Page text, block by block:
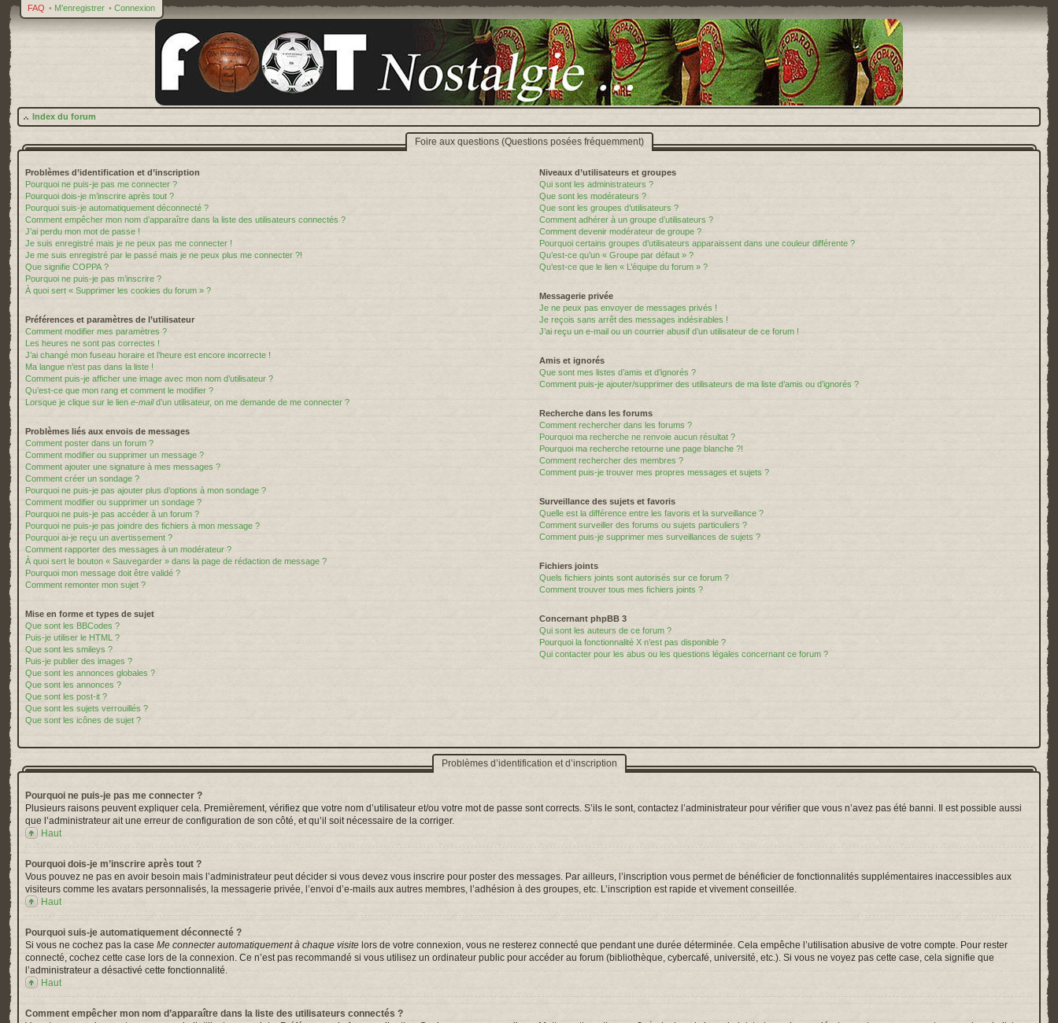
FAQ • M’enregistrer • Connexion
Index du forum
Foire aux questions (Questions posées fréquemment)
Problèmes d’identification et d’inscription
Pourquoi ne puis-je pas me connecter ?
Pourquoi dois-je m’inscrire après tout ?
Pourquoi suis-je automatiquement déconnecté ?
Comment empêcher mon nom d’apparaître dans la liste des utilisateurs connectés ?
J’ai perdu mon mot de passe !
Je suis enregistré mais je ne peux pas me connecter !
Je me suis enregistré par le passé mais je ne peux plus me connecter ?!
Que signifie COPPA ?
Pourquoi ne puis-je pas m’inscrire ?
À quoi sert « Supprimer les cookies du forum » ?
Préférences et paramètres de l’utilisateur
Comment modifier mes paramètres ?
Les heures ne sont pas correctes !
J’ai changé mon fuseau horaire et l’heure est encore incorrecte !
Ma langue n’est pas dans la liste !
Comment puis-je afficher une image avec mon nom d’utilisateur ?
Qu’est-ce que mon rang et comment le modifier ?
Lorsque je clique sur le lien e-maild’un utilisateur, on me demande de me connecter ?
Problèmes liés aux envois de messages
Comment poster dans un forum ?
Comment modifier ou supprimer un message ?
Comment ajouter une signature à mes messages ?
Comment créer un sondage ?
Pourquoi ne puis-je pas ajouter plus d’options à mon sondage ?
Comment modifier ou supprimer un sondage ?
Pourquoi ne puis-je pas accéder à un forum ?
Pourquoi ne puis-je pas joindre des fichiers à mon message ?
Pourquoi ai-je reçu un avertissement ?
Comment rapporter des messages à un modérateur ?
À quoi sert le bouton « Sauvegarder » dans la page de rédaction de message ?
Pourquoi mon message doit être validé ?
Comment remonter mon sujet ?
Mise en forme et types de sujet
Que sont les BBCodes ?
Puis-je utiliser le HTML ?
Que sont les smileys ?
Puis-je publier des images ?
Que sont les annonces globales ?
Que sont les annonces ?
Que sont les post-it ?
Que sont les sujets verrouillés ?
Que sont les icônes de sujet ?
Niveaux d’utilisateurs et groupes
Qui sont les administrateurs ?
Que sont les modérateurs ?
Que sont les groupes d’utilisateurs ?
Comment adhérer à un groupe d’utilisateurs ?
Comment devenir modérateur de groupe ?
Pourquoi certains groupes d’utilisateurs apparaissent dans une couleur différente ?
Qu’est-ce qu’un « Groupe par défaut » ?
Qu’est-ce que le lien « L’équipe du forum » ?
Messagerie privée
Je ne peux pas envoyer de messages privés !
Je reçois sans arrêt des messages indésirables !
J’ai reçu un e-mail ou un courrier abusif d’un utilisateur de ce forum !
Amis et ignorés
Que sont mes listes d’amis et d’ignorés ?
Comment puis-je ajouter/supprimer des utilisateurs de ma liste d’amis ou d’ignorés ?
Recherche dans les forums
Comment rechercher dans les forums ?
Pourquoi ma recherche ne renvoie aucun résultat ?
Pourquoi ma recherche retourne une page blanche ?!
Comment rechercher des membres ?
Comment puis-je trouver mes propres messages et sujets ?
Surveillance des sujets et favoris
Quelle est la différence entre les favoris et la surveillance ?
Comment surveiller des forums ou sujets particuliers ?
Comment puis-je supprimer mes surveillances de sujets ?
Fichiers joints
Quels fichiers joints sont autorisés sur ce forum ?
Comment trouver tous mes fichiers joints ?
Concernant phpBB 3
Qui sont les auteurs de ce forum ?
Pourquoi la fonctionnalité X n’est pas disponible ?
Qui contacter pour les abus ou les questions légales concernant ce forum ?
Problèmes d’identification et d’inscription
Pourquoi ne puis-je pas me connecter ?
Plusieurs raisons peuvent expliquer cela. Premièrement, vérifiez que votre nom d’utilisateur et/ou votre mot de passe sont corrects. S’ils le sont, contactez l’administrateur pour vérifier que vous n’avez pas été banni. Il est possible aussi
que l’administrateur ait une erreur de configuration de son côté, et qu’il soit nécessaire de la corriger.
Haut
Pourquoi dois-je m’inscrire après tout ?
Vous pouvez ne pas en avoir besoin mais l’administrateur peut décider si vous devez vous inscrire pour poster des messages. Par ailleurs, l’inscription vous permet de bénéficier de fonctionnalités supplémentaires inaccessibles aux
visiteurs comme les avatars personnalisés, la messagerie privée, l’envoi d’e-mails aux autres membres, l’adhésion à des groupes, etc. L’inscription est rapide et vivement conseillée.
Haut
Pourquoi suis-je automatiquement déconnecté ?
Si vous ne cochez pas la case Me connecter automatiquement à chaque visite lors de votre connexion, vous ne resterez connecté que pendant une durée déterminée. Cela empêche l’utilisation abusive de votre compte. Pour rester
connecté, cochez cette case lors de la connexion. Ce n’est pas recommandé si vous utilisez un ordinateur public pour accéder au forum (bibliothèque, cybercafé, université, etc.). Si vous ne voyez pas cette case, cela signifie que
l’administrateur a désactivé cette fonctionnalité.
Haut
Comment empêcher mon nom d’apparaître dans la liste des utilisateurs connectés ?